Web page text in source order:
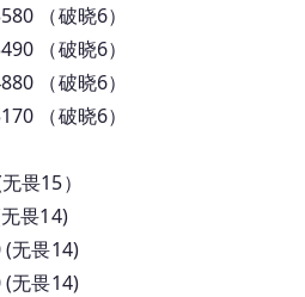
订
货
报
价
（破晓6）
（破晓6）
（破晓6）
（破晓6）
畏15）
畏14)
无畏14)
无畏14)